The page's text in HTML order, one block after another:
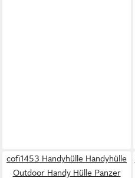
cofi1453 Handyhülle Handyhülle
Outdoor Handy Hülle Panzer